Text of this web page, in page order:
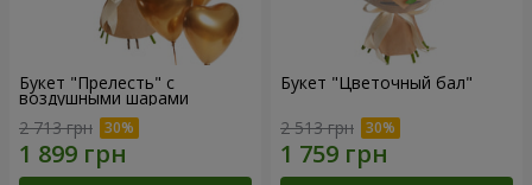
Букет "Прелесть" с
воздушными шарами
2 713 грн
Букет "Цветочный бал"
2 513 грн